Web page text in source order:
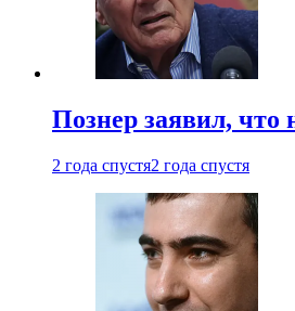
Познер заявил, что
2 года спустя2 года спустя